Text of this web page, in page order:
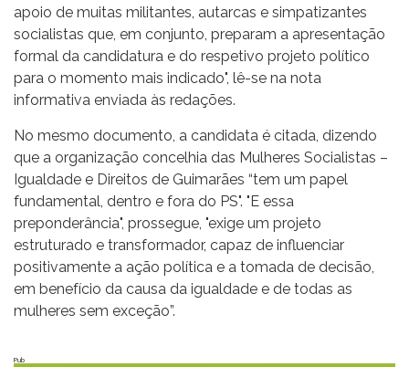
apoio de muitas militantes, autarcas e simpatizantes
socialistas que, em conjunto, preparam a apresentação
formal da candidatura e do respetivo projeto político
para o momento mais indicado", lê-se na nota
informativa enviada às redações.
No mesmo documento, a candidata é citada, dizendo
que a organização concelhia das Mulheres Socialistas –
Igualdade e Direitos de Guimarães “tem um papel
fundamental, dentro e fora do PS". "E essa
preponderância", prossegue, "exige um projeto
estruturado e transformador, capaz de influenciar
positivamente a ação política e a tomada de decisão,
em benefício da causa da igualdade e de todas as
mulheres sem exceção”.
Pub